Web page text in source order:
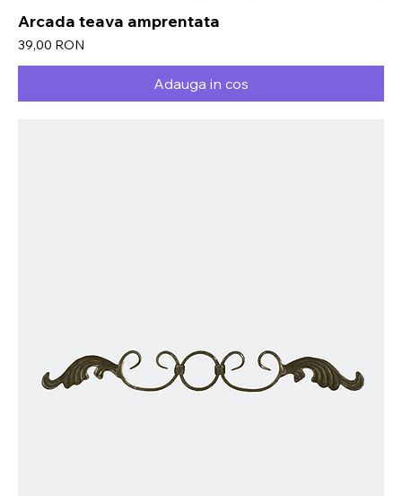
Arcada teava amprentata
Preț
39,00 RON
Adauga in cos